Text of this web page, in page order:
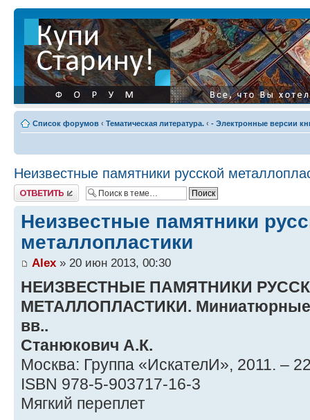
Список форумов ‹ Тематическая литература. ‹ - Электронные версии
Неизвестные памятники русской
Ответить
Неизвестные памятники
металлопластики
Alex » 20 июн 2013, 00:30
НЕИЗВЕСТНЫЕ ПАМЯТНИКИ
МЕТАЛЛОПЛАСТИКИ. Миниатюрные
вв..
Станюкович А.К.
Москва: Группа «ИскателИ», 2011. –
ISBN 978-5-903717-16-3
Мягкий переплет